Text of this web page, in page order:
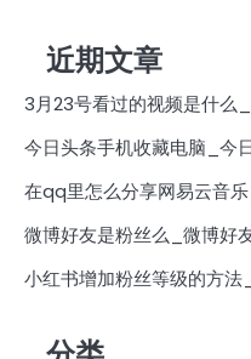
近期文章
3月23号看过的视频是什么
今日头条手机收藏电脑_今
在qq里怎么分享网易云音
微博好友是粉丝么_微博好
小红书增加粉丝等级的方法